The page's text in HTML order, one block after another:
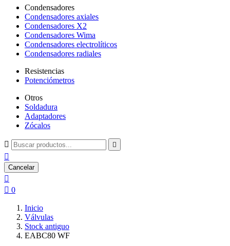
Condensadores
Condensadores axiales
Condensadores X2
Condensadores Wima
Condensadores electrolíticos
Condensadores radiales
Resistencias
Potenciómetros
Otros
Soldadura
Adaptadores
Zócalos
 

Cancelar

 0
Inicio
Válvulas
Stock antiguo
EABC80 WF